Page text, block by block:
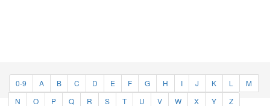
0-9 A B C D E F G H I J K L
M
N
O P Q R S T U V W X Y Z